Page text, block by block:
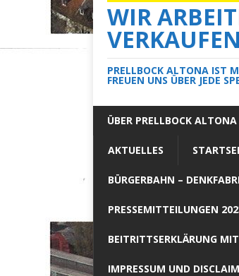
WIR
PRELLBOCK ALTONA IST
FREUEN UNS ÜBER JEDE
ÜBER PRELLBOCK ALTONA
AKTUELLES
BÜRGERBAHN –
PRESSEMITTEILUNGEN
BEITRITTSERKLÄRUNG
IMPRESSUM UND